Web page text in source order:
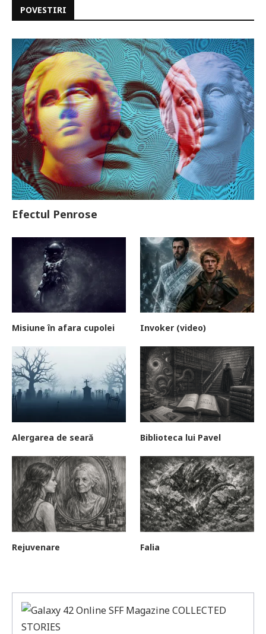
POVESTIRI
Efectul Penrose
Misiune în afara cupolei Invoker (video)
Alergarea de seară Biblioteca lui Pavel
Rejuvenare Falia